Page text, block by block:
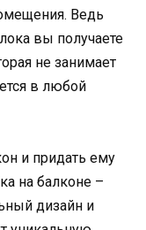
Ведь
вы получаете
не занимает
в любой
и придать ему
на балконе –
дизайн и